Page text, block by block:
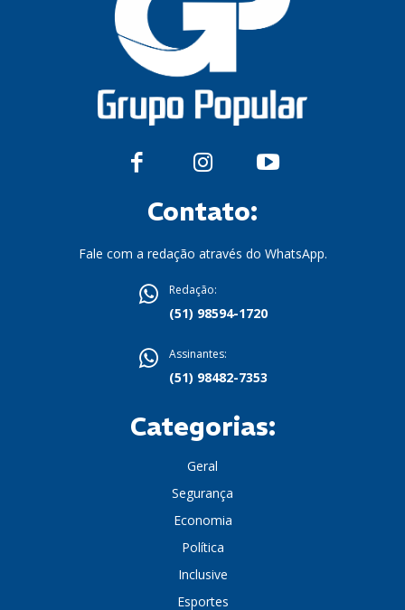
Contato:
Fale com a redação através do WhatsApp.
Redação:
(51) 98594-1720
Assinantes:
(51) 98482-7353
Categorias:
Geral
Segurança
Economia
Política
Inclusive
Esportes